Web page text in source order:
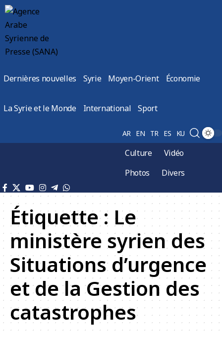
Dernières nouvelles Syrie Moyen-Orient Économie
La Syrie et le Monde International Sport
AR EN TR ES KU
Culture
Vidéo
Photos
Divers
Étiquette : Le
ministère syrien des
Situations d’urgence
et de la Gestion des
catastrophes